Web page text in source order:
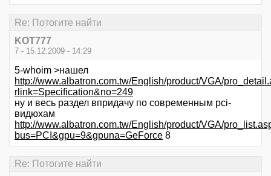
Re: Потогите найти
KOT777
7 - 15.12.2009 - 14:29
5-whoim >нашел
http://www.albatron.com.tw/English/product/VGA/
rlink=Specification&no=249
ну и весь раздел впридачу по современным pci-
видюхам
http://www.albatron.com.tw/English/product/VGA/
bus=PCI&gpu=9&gpuna=GeForce 8
Re: Потогите найти